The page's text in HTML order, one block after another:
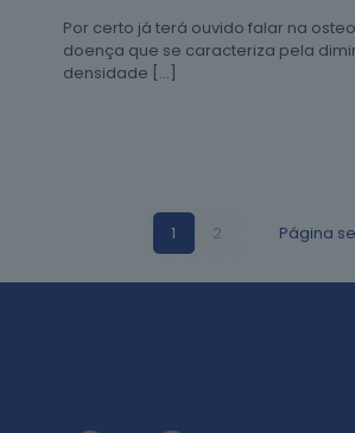
Por certo já terá ouvido falar na
doença que se caracteriza pela
densidade […]
1 2 Página